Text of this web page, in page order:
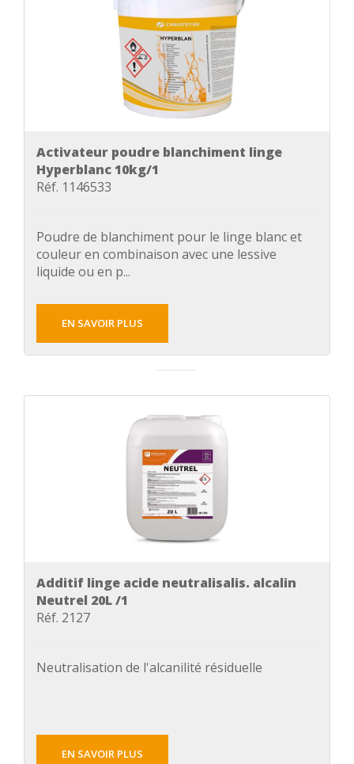
Activateur poudre blanchiment linge
Hyperblanc 10kg/1
Réf. 1146533
Poudre de blanchiment pour le linge blanc et
couleur en combinaison avec une lessive
liquide ou en p...
EN SAVOIR PLUS
Additif linge acide neutralisalis. alcalin
Neutrel 20L /1
Réf. 2127
Neutralisation de l'alcanilité résiduelle
EN SAVOIR PLUS